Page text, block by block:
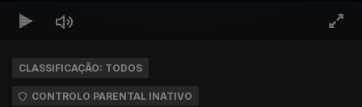
CLASSIFICAÇÃO: TODOS
CONTROLO PARENTAL INATIVO